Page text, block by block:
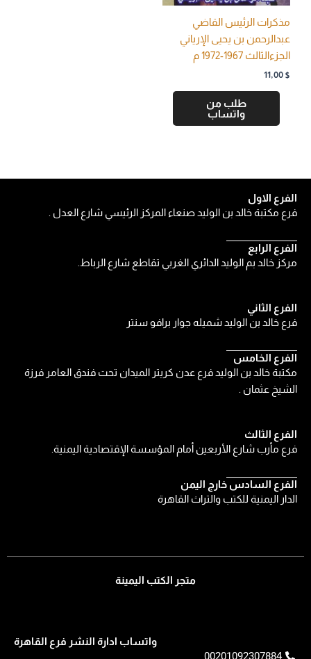
مذكرات الرئيس القاضي
عبدالرحمن بن يحيى الإرياني
الجزءالثالث 1967-1972 م
11,00 $
طلب من
واتساب
الفرع الثالث
فرع مأرب شارع الأربعين أمام المؤسسة الإقتصادية اليمنية.
الفرع السادس خارج اليمن
الدار اليمنية للكتب والتراث القاهرة
الفرع الثاني
فرع خالد بن الوليد شميله جوار برافو سنتر
الفرع الخامس
مكتبة خالد بن الوليد فرع عدن كريتر الميدان تحت فندق العامر فرزة
الشيخ عثمان .
الفرع الاول
فرع مكتبة خالد بن الوليد صنعاء المركز الرئيسي شارع العدل .
الفرع الرابع
مركز خالد بم الوليد الدائري الغربي تقاطع شارع الرباط.
متجر الكتب اليمينة
واتساب ادارة النشر فرع القاهرة